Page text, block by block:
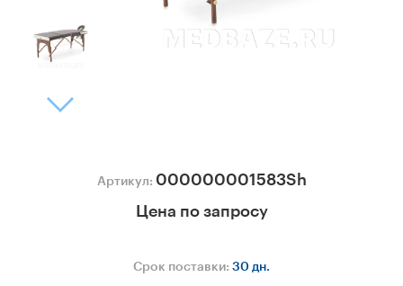
Артикул: 000000001583Sh
Цена по запросу
Срок поставки: 30 дн.